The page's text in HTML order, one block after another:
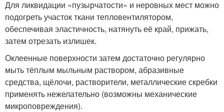
Для ликвидации «пузырчатости» и неровных мест можно
подогреть участок ткани тепловентилятором,
обеспечивая эластичность, натянуть её край, прижать,
затем отрезать излишек.
Оклеенные поверхности затем достаточно регулярно
мыть тёплым мыльным раствором, абразивные
средства, щёлочи, растворители, металлические скребки
применять нежелательно (возможны механические
микроповреждения).